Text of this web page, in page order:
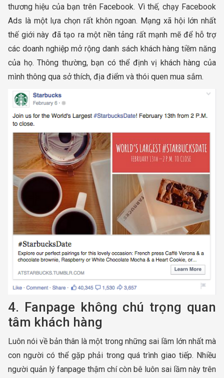
thương hiệu của bạn trên Facebook. Vì thế, chạy Facebook
Ads là một lựa chọn rất khôn ngoan. Mạng xã hội lớn nhất
thế giới này đã tạo ra một nền tảng rất mạnh mẽ để hỗ trợ
các doanh nghiệp mở rộng danh sách khách hàng tiềm năng
của họ. Thông thường, bạn có thể định vị khách hàng của
mình thông qua sở thích, địa điểm và thói quen mua sắm.
4. Fanpage không chú trọng quan
tâm khách hàng
Luôn nói về bản thân là một trong những sai lầm lớn nhất mà
con người có thể gặp phải trong quá trình giao tiếp. Nhiều
người quản lý fanpage thậm chí còn bê luôn sai lầm này trên